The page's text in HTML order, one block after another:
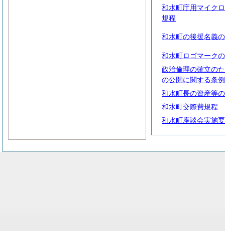
和水町庁用マイク
規程
和水町の後援名義
和水町ロゴマーク
政治倫理の確立の
の公開に関する条例
和水町長の資産等
和水町交際費規程
和水町座談会実施